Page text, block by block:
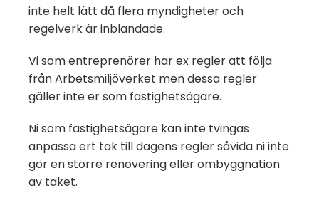
inte helt lätt då flera myndigheter och
regelverk är inblandade.
Vi som entreprenörer har ex regler att följa
från Arbetsmiljöverket men dessa regler
gäller inte er som fastighetsägare.
Ni som fastighetsägare kan inte tvingas
anpassa ert tak till dagens regler såvida ni inte
gör en större renovering eller ombyggnation
av taket.